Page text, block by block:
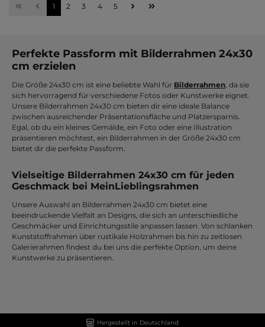
Seite
1 Seite
2 Seite
3 Seite
4 Seite
5
Perfekte Passform mit Bilderrahmen 24x30
cm erzielen
Die Größe 24x30 cm ist eine beliebte Wahl für Bilderrahmen, da sie
sich hervorragend für verschiedene Fotos oder Kunstwerke eignet.
Unsere Bilderrahmen 24x30 cm bieten dir eine ideale Balance
zwischen ausreichender Präsentationsfläche und Platzersparnis.
Egal, ob du ein kleines Gemälde, ein Foto oder eine Illustration
präsentieren möchtest, ein Bilderrahmen in der Größe 24x30 cm
bietet dir die perfekte Passform.
Vielseitige Bilderrahmen 24x30 cm für jeden
Geschmack bei MeinLieblingsrahmen
Unsere Auswahl an Bilderrahmen 24x30 cm bietet eine
beeindruckende Vielfalt an Designs, die sich an unterschiedliche
Geschmäcker und Einrichtungsstile anpassen lassen. Von schlanken
Kunststoffrahmen über rustikale Holzrahmen bis hin zu zeitlosen
Galerierahmen findest du bei uns die perfekte Option, um deine
Kunstwerke zu präsentieren.
Hergestellt in Deutschland